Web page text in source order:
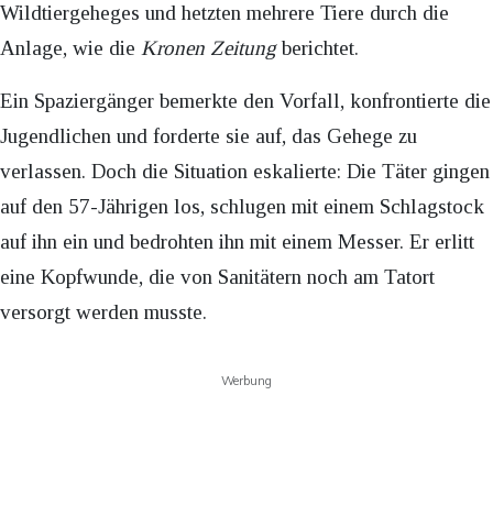
Wildtiergeheges und hetzten mehrere Tiere durch die
Anlage, wie die Kronen Zeitungberichtet.
Ein Spaziergänger bemerkte den Vorfall, konfrontierte die
Jugendlichen und forderte sie auf, das Gehege zu
verlassen. Doch die Situation eskalierte: Die Täter gingen
auf den 57-Jährigen los, schlugen mit einem Schlagstock
auf ihn ein und bedrohten ihn mit einem Messer. Er erlitt
eine Kopfwunde, die von Sanitätern noch am Tatort
versorgt werden musste.
Werbung